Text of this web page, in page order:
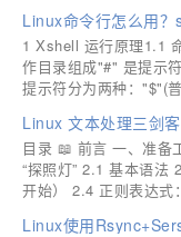
Linux命令行怎么用
1 Xshell 运行原理1.1
作目录组成"#" 是提示
提示符分为两种："$"(
目录 📖 前言 一、准备
“探照灯” 2.1 基本语法
开始） 2.4 正则表达式
Linux使用